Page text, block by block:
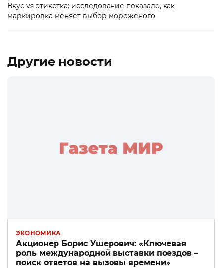
Вкус vs этикетка: исследование показало, как
маркировка меняет выбор мороженого
Другие новости
ЭКОНОМИКА
Акционер Борис Ушерович: «Ключевая
роль международной выставки поездов –
поиск ответов на вызовы времени»